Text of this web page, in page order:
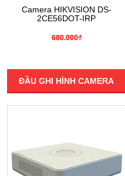
Camera HIKVISION DS-
2CE56DOT-IRP
680.000₫
ĐẦU GHI HÌNH CAMERA